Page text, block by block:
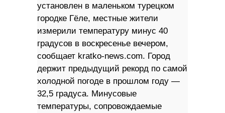
установлен в маленьком турецком
городке Гёле, местные жители
измерили температуру минус 40
градусов в воскресенье вечером,
сообщает kratko-news.com. Город
держит предыдущий рекорд по самой
холодной погоде в прошлом году —
32,5 градуса. Минусовые
температуры, сопровождаемые